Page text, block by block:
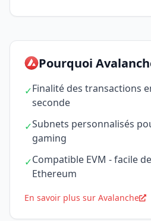
Pourquoi
✓Finalité des transactions
seconde
✓Subnets personnalisés
gaming
✓Compatible EVM - facile
Ethereum
En savoir plus sur Avalanche